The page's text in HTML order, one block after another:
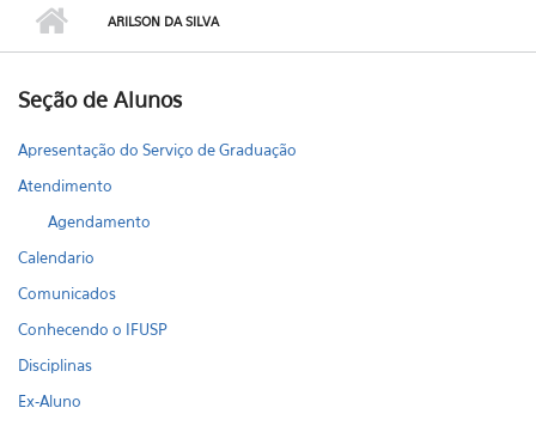
ARILSON DA SILVA
Seção de Alunos
Apresentação do Serviço de Graduação
Atendimento
Agendamento
Calendario
Comunicados
Conhecendo o IFUSP
Disciplinas
Ex-Aluno